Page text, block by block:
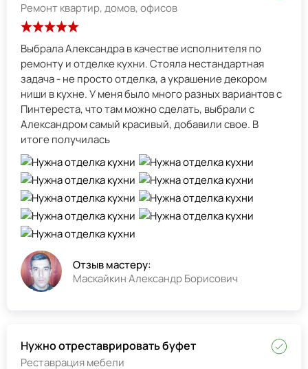
Ремонт квартир, домов, офисов
Выбрала Александра в качестве исполнителя по
ремонту и отделке кухни. Стояла нестандартная
задача - не просто отделка, а украшение декором
ниши в кухне. У меня было много разных вариантов с
Пинтереста, что там можно сделать, выбрали с
Александром самый красивый, добавили свое. В
итоге получилась
Отзыв мастеру:
Маскайкин Александр Борисович
Нужно отреставрировать буфет
Реставрация мебели